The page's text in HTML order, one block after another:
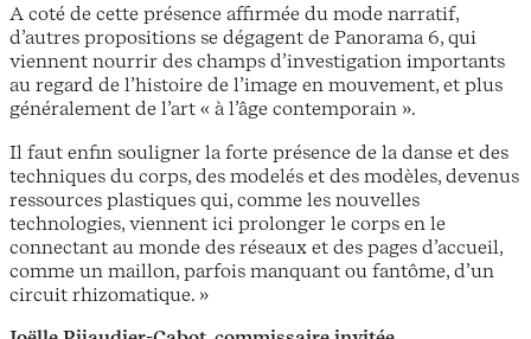
A coté de cette présence affirmée du mode narratif,
d’autres propositions se dégagent de Panorama 6, qui
viennent nourrir des champs d’investigation importants
au regard de l’histoire de l’image en mouvement, et plus
généralement de l’art « à l’âge contemporain ».
Il faut enfin souligner la forte présence de la danse et des
techniques du corps, des modelés et des modèles, devenus
ressources plastiques qui, comme les nouvelles
technologies, viennent ici prolonger le corps en le
connectant au monde des réseaux et des pages d’accueil,
comme un maillon, parfois manquant ou fantôme, d’un
circuit rhizomatique. »